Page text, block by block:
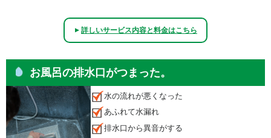
▲詳しいサービス内容と料金はこちら
お風呂の排水口がつまった。
水の流れが悪くなった
あふれて水漏れ
排水口から異音がする